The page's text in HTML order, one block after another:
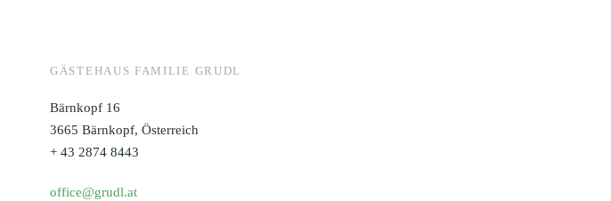
GÄSTEHAUS FAMILIE GRUDL
Bärnkopf 16
3665 Bärnkopf, Österreich
+ 43 2874 8443
office@grudl.at